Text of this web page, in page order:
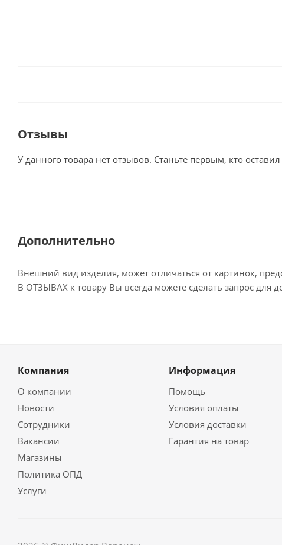
Отзывы
У данного товара нет отзывов. Станьте первым, кто
Дополнительно
Внешний вид изделия, может отличаться от картинок,
В ОТЗЫВАХ к товару Вы всегда можете сделать запрос для
Компания
О компании
Новости
Сотрудники
Вакансии
Магазины
Политика ОПД
Услуги
Информация
Помощь
Условия оплаты
Условия доставки
Гарантия на товар